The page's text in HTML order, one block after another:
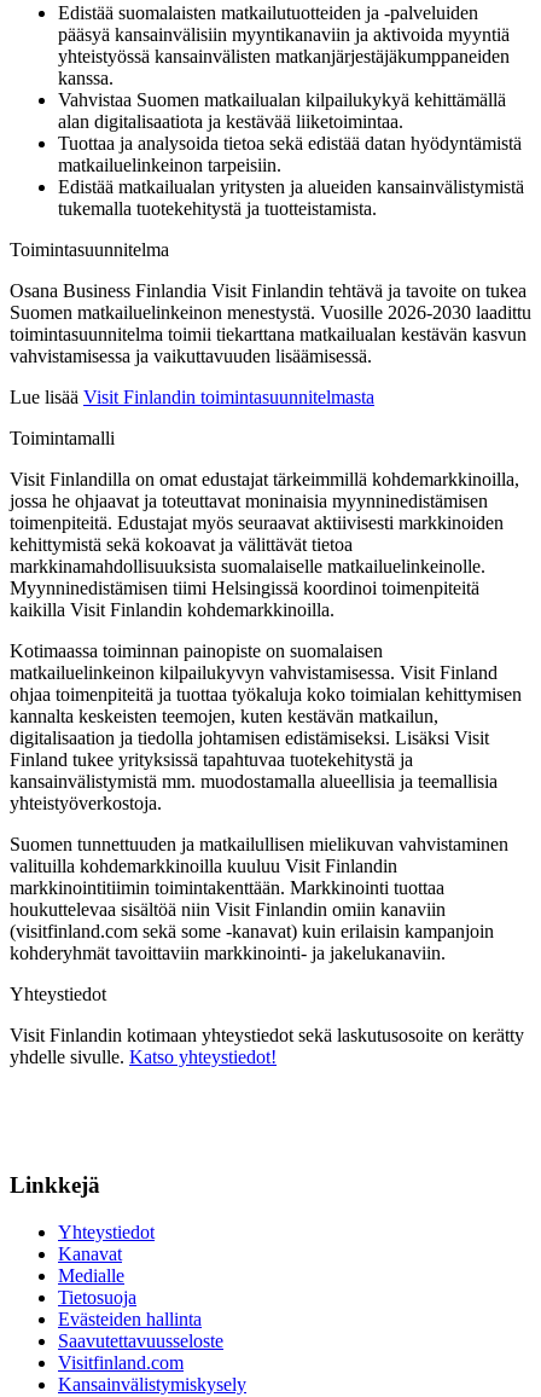
Edistää suomalaisten matkailutuotteiden ja -palveluiden
pääsyä kansainvälisiin myyntikanaviin ja aktivoida myyntiä
yhteistyössä kansainvälisten matkanjärjestäjäkumppaneiden
kanssa.
Vahvistaa Suomen matkailualan kilpailukykyä kehittämällä
alan digitalisaatiota ja kestävää liiketoimintaa.
Tuottaa ja analysoida tietoa sekä edistää datan hyödyntämistä
matkailuelinkeinon tarpeisiin.
Edistää matkailualan yritysten ja alueiden kansainvälistymistä
tukemalla tuotekehitystä ja tuotteistamista.
Toimintasuunnitelma
Osana Business Finlandia Visit Finlandin tehtävä ja tavoite on tukea
Suomen matkailuelinkeinon menestystä. Vuosille 2026-2030 laadittu
toimintasuunnitelma toimii tiekarttana matkailualan kestävän kasvun
vahvistamisessa ja vaikuttavuuden lisäämisessä.
Lue lisää Visit Finlandin toimintasuunnitelmasta
Toimintamalli
Visit Finlandilla on omat edustajat tärkeimmillä kohdemarkkinoilla,
jossa he ohjaavat ja toteuttavat moninaisia myynninedistämisen
toimenpiteitä. Edustajat myös seuraavat aktiivisesti markkinoiden
kehittymistä sekä kokoavat ja välittävät tietoa
markkinamahdollisuuksista suomalaiselle matkailuelinkeinolle.
Myynninedistämisen tiimi Helsingissä koordinoi toimenpiteitä
kaikilla Visit Finlandin kohdemarkkinoilla.
Kotimaassa toiminnan painopiste on suomalaisen
matkailuelinkeinon kilpailukyvyn vahvistamisessa. Visit Finland
ohjaa toimenpiteitä ja tuottaa työkaluja koko toimialan kehittymisen
kannalta keskeisten teemojen, kuten kestävän matkailun,
digitalisaation ja tiedolla johtamisen edistämiseksi. Lisäksi Visit
Finland tukee yrityksissä tapahtuvaa tuotekehitystä ja
kansainvälistymistä mm. muodostamalla alueellisia ja teemallisia
yhteistyöverkostoja.
Suomen tunnettuuden ja matkailullisen mielikuvan vahvistaminen
valituilla kohdemarkkinoilla kuuluu Visit Finlandin
markkinointitiimin toimintakenttään. Markkinointi tuottaa
houkuttelevaa sisältöä niin Visit Finlandin omiin kanaviin
(visitfinland.com sekä some -kanavat) kuin erilaisin kampanjoin
kohderyhmät tavoittaviin markkinointi- ja jakelukanaviin.
Yhteystiedot
Visit Finlandin kotimaan yhteystiedot sekä laskutusosoite on kerätty
yhdelle sivulle. Katso yhteystiedot!
Linkkejä
Yhteystiedot
Kanavat
Medialle
Tietosuoja
Evästeiden hallinta
Saavutettavuusseloste
Visitfinland.com
Kansainvälistymiskysely